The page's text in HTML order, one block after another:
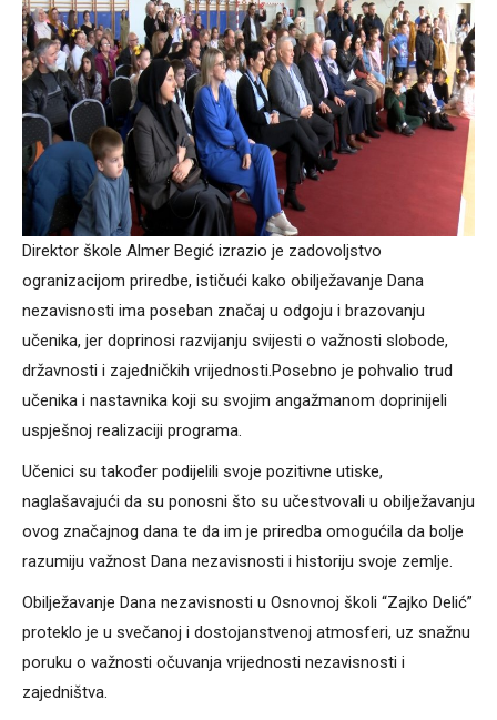
Direktor škole Almer Begić izrazio je zadovoljstvo
ogranizacijom priredbe, ističući kako obilježavanje Dana
nezavisnosti ima poseban značaj u odgoju i brazovanju
učenika, jer doprinosi razvijanju svijesti o važnosti slobode,
državnosti i zajedničkih vrijednosti.Posebno je pohvalio trud
učenika i nastavnika koji su svojim angažmanom doprinijeli
uspješnoj realizaciji programa.
Učenici su također podijelili svoje pozitivne utiske,
naglašavajući da su ponosni što su učestvovali u obilježavanju
ovog značajnog dana te da im je priredba omogućila da bolje
razumiju važnost Dana nezavisnosti i historiju svoje zemlje.
Obilježavanje Dana nezavisnosti u Osnovnoj školi “Zajko Delić”
proteklo je u svečanoj i dostojanstvenoj atmosferi, uz snažnu
poruku o važnosti očuvanja vrijednosti nezavisnosti i
zajedništva.